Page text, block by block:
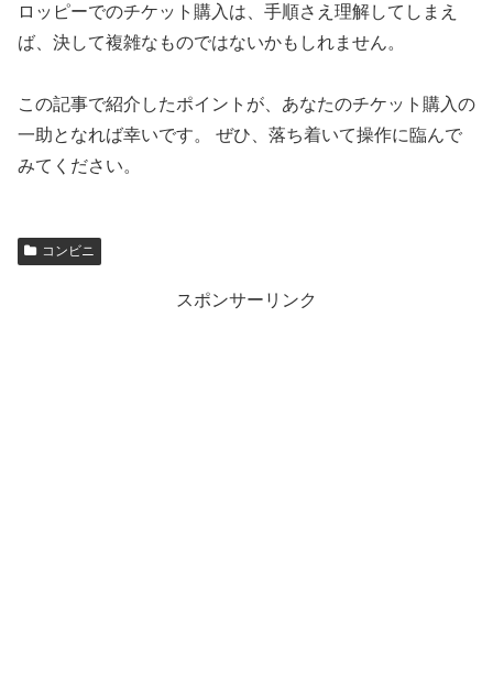
ロッピーでのチケット購入は、手順さえ理解してしまえ
ば、決して複雑なものではないかもしれません。
この記事で紹介したポイントが、あなたのチケット購入の
一助となれば幸いです。 ぜひ、落ち着いて操作に臨んで
みてください。
コンビニ
スポンサーリンク